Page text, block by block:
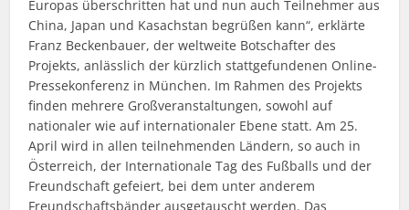
Europas überschritten hat und nun auch Teilnehmer aus
China, Japan und Kasachstan begrüßen kann“, erklärte
Franz Beckenbauer, der weltweite Botschafter des
Projekts, anlässlich der kürzlich stattgefundenen Online-
Pressekonferenz in München. Im Rahmen des Projekts
finden mehrere Großveranstaltungen, sowohl auf
nationaler wie auf internationaler Ebene statt. Am 25.
April wird in allen teilnehmenden Ländern, so auch in
Österreich, der Internationale Tag des Fußballs und der
Freundschaft gefeiert, bei dem unter anderem
Freundschaftsbänder ausgetauscht werden. Das